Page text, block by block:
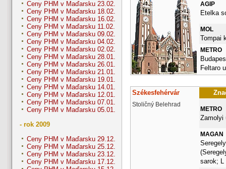
Ceny PHM v Maďarsku 23.02.
Ceny PHM v Maďarsku 18.02.
Ceny PHM v Maďarsku 16.02.
Ceny PHM v Maďarsku 11.02.
Ceny PHM v Maďarsku 09.02.
Ceny PHM v Maďarsku 04.02.
Ceny PHM v Maďarsku 02.02.
Ceny PHM v Maďarsku 28.01.
Ceny PHM v Maďarsku 26.01.
Ceny PHM v Maďarsku 21.01.
Ceny PHM v Maďarsku 19.01.
Ceny PHM v Maďarsku 14.01.
Ceny PHM v Maďarsku 12.01.
Ceny PHM v Maďarsku 07.01.
Ceny PHM v Maďarsku 05.01.
- rok 2009
Ceny PHM v Maďarsku 29.12.
Ceny PHM v Maďarsku 25.12.
Ceny PHM v Maďarsku 23.12.
Ceny PHM v Maďarsku 17.12.
AGIP
Etelka
MOL
Tompai
METRO
Feltaro
Székesfehérvár
Stoličný Belehrad
METRO
Zamolyi
MAGAN
sarok; L